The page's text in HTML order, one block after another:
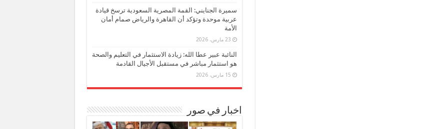
سميرة الجنايني: القمة المصرية السعودية ترسخ قيادة
عربية موحدة وتؤكد أن القاهرة والرياض صمام أمان
الأمة
23 مارس، 2026
النائبة عبير عطا الله: زيادة الاستثمار في التعليم والصحة
هو استثمار مباشر في مستقبل الأجيال القادمة
15 مارس، 2026
اخبار في صور